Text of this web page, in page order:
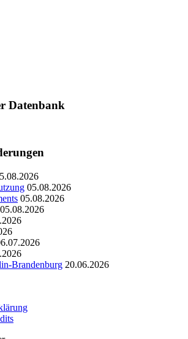
Datenbank
05.08.2026
05.08.2026
05.08.2026
Brandenburg 20.06.2026